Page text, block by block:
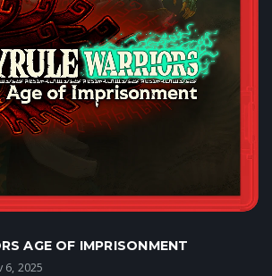
AGE OF IMPRISONMENT
6, 2025